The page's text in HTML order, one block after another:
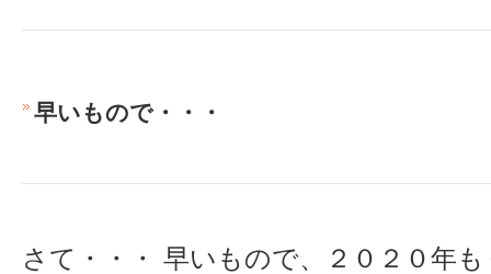
早いもので・・・
さて・・・ 早いもので、２０２０年